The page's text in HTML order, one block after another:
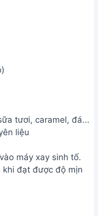
liệu
máy xay sinh tố.
khi đạt được độ mịn